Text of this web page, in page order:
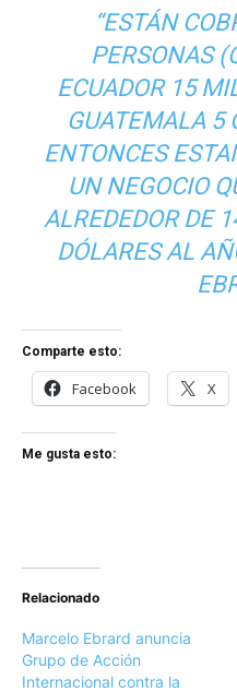
“ESTÁN
PERSONAS
ECUADOR 15
GUATEMALA 5
ENTONCES
UN NEGOCIO
ALREDEDOR DE
DÓLARES AL
Comparte esto:
Facebook X
Me gusta esto:
Relacionado
Marcelo Ebrard anuncia
Grupo de Acción
Internacional contra la